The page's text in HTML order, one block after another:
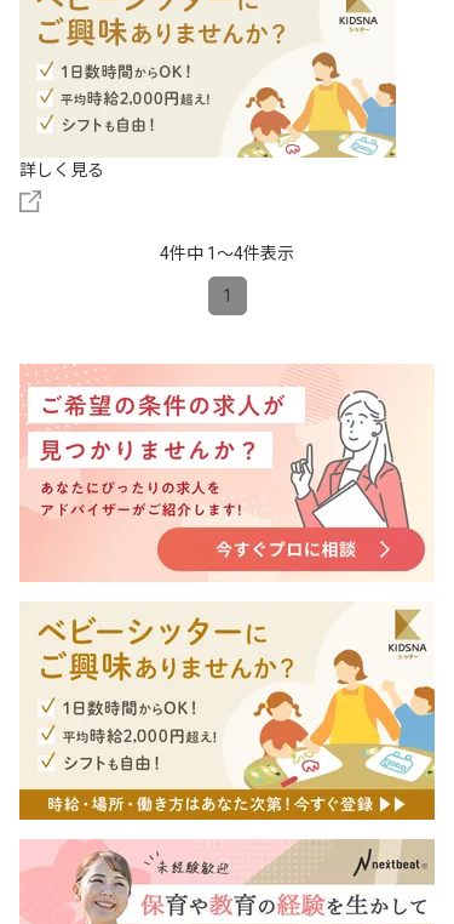
詳しく見る
4件中 1〜4件表示
1